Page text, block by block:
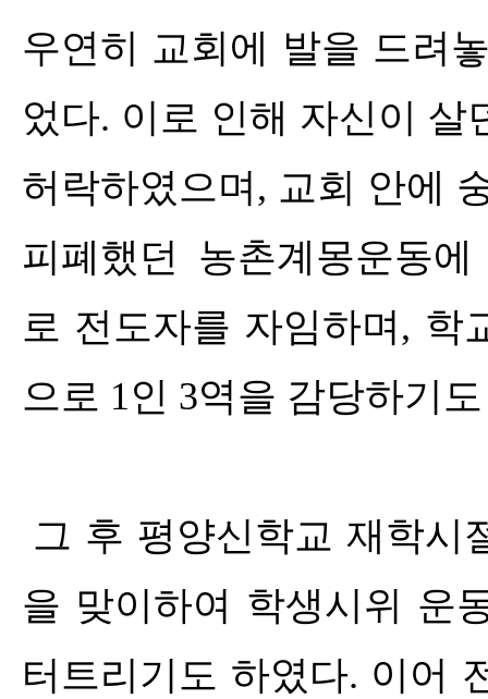
우연히 교회에 발을 드려
었다. 이로 인해 자신이 살
허락하였으며 , 교회 안에
피폐했던 농촌계몽운동
로 전도자를 자임하며 , 학
으로 1인 3역을 감당하기
그 후 평양신학교 재학시
을 맞이하여 학생시위 운
터트리기도 하였다. 이어